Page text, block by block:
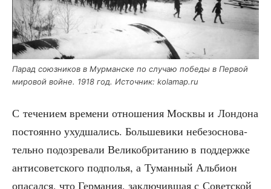
Парад союз­ни­ков в Мур­ман­ске по слу­чаю побе­ды в Пер­вой
миро­вой войне. 1918 год. Источ­ник: kolamap.ru
С тече­ни­ем вре­ме­ни отно­ше­ния Моск­вы и Лон­до­на
посто­ян­но ухуд­ша­лись. Боль­ше­ви­ки небез­осно­ва­
тель­но подо­зре­ва­ли Вели­ко­бри­та­нию в под­держ­ке
анти­со­вет­ско­го под­по­лья, а Туман­ный Аль­бион
опа­сал­ся, что Гер­ма­ния, заклю­чив­шая с Совет­ской